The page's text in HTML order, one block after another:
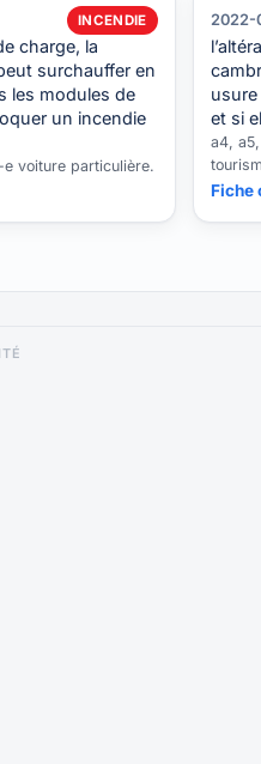
INCENDIE
charge, la
surchauffer en
les modules de
un incendie
voiture particulière.
2022-
usure
et si
a4,
Fiche